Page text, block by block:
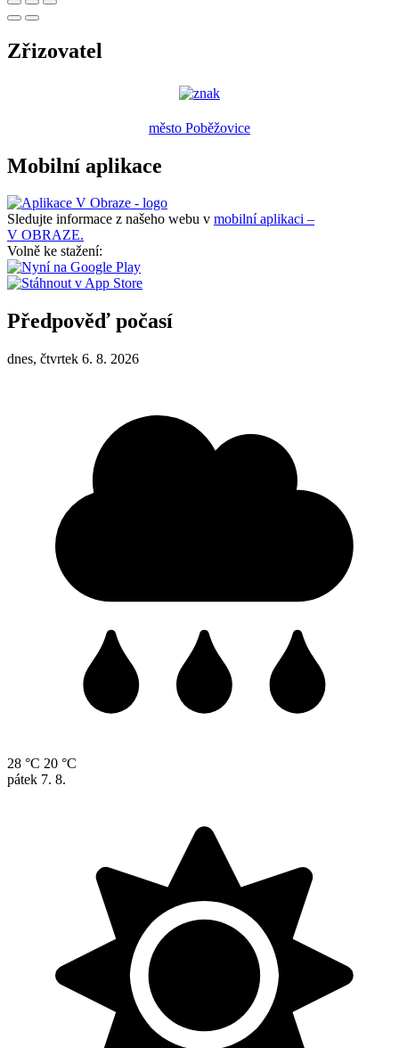
Zřizovatel
město Poběžovice
Mobilní aplikace
Sledujte informace z našeho webu v mobilní aplikaci –
V OBRAZE.
Volně ke stažení:
Předpověď počasí
dnes, čtvrtek 6. 8. 2026
28 °C 20 °C
pátek 7. 8.